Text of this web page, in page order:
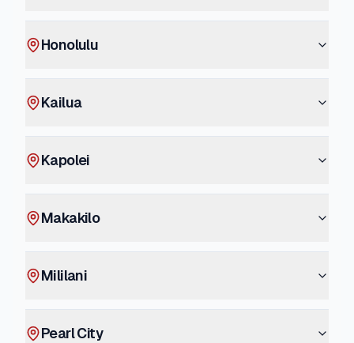
Honolulu
Kailua
Kapolei
Makakilo
Mililani
Pearl City